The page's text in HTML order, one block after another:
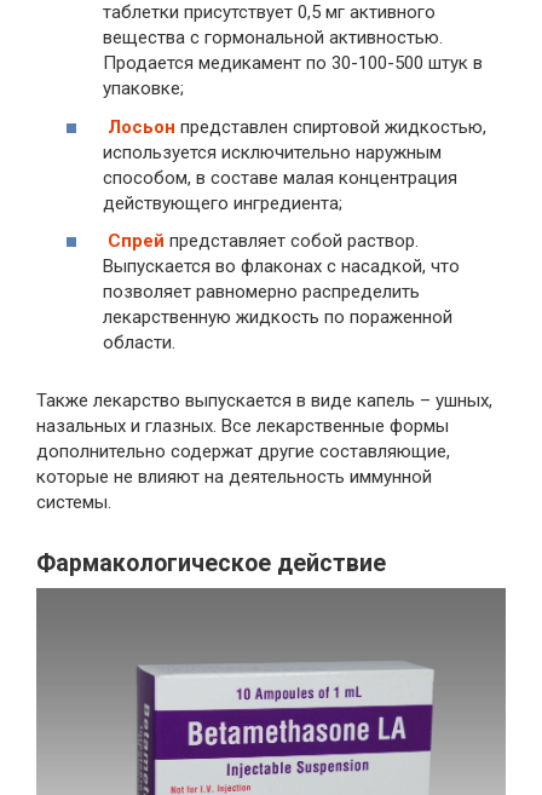
таблетки присутствует 0,5 мг активного
вещества с гормональной активностью.
Продается медикамент по 30-100-500 штук в
упаковке;
Лосьон представлен спиртовой жидкостью,
используется исключительно наружным
способом, в составе малая концентрация
действующего ингредиента;
Спрей представляет собой раствор.
Выпускается во флаконах с насадкой, что
позволяет равномерно распределить
лекарственную жидкость по пораженной
области.
Также лекарство выпускается в виде капель – ушных,
назальных и глазных. Все лекарственные формы
дополнительно содержат другие составляющие,
которые не влияют на деятельность иммунной
системы.
Фармакологическое действие